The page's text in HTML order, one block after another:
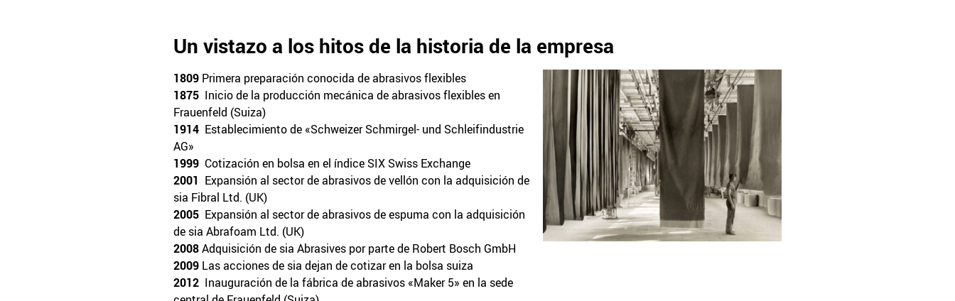
Un vistazo a los hitos de la historia de la empresa
1809 Primera preparación conocida de abrasivos flexibles
1875 Inicio de la producción mecánica de abrasivos flexibles en
Frauenfeld (Suiza)
1914 Establecimiento de «Schweizer Schmirgel- und Schleifindustrie
AG»
1999 Cotización en bolsa en el índice SIX Swiss Exchange
2001 Expansión al sector de abrasivos de vellón con la adquisición de
sia Fibral Ltd. (UK)
2005 Expansión al sector de abrasivos de espuma con la adquisición
de sia Abrafoam Ltd. (UK)
2008Adquisición de sia Abrasives por parte de Robert Bosch GmbH
2009 Las acciones de sia dejan de cotizar en la bolsa suiza
2012 Inauguración de la fábrica de abrasivos «Maker 5» en la sede